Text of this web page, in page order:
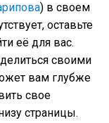
) в своем
оставьте
её для вас.
своими
вам глубже
свое
страницы.